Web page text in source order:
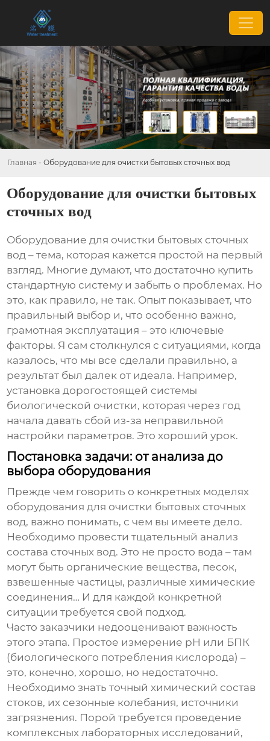
Главная - Оборудование для очистки бытовых сточных вод
Оборудование для очистки бытовых
сточных вод
Оборудование для очистки бытовых сточных
вод – тема, которая кажется простой на первый
взгляд. Многие думают, что достаточно купить
стандартную систему и забыть о проблемах. Но
это, как правило, не так. Опыт показывает, что
правильный выбор и, что особенно важно,
грамотная эксплуатация – это ключевые
факторы. Я сам столкнулся с ситуациями, когда
казалось, что мы все сделали правильно, а
результат был далек от идеала. Например,
установка дорогостоящей системы
биологической очистки, которая через год
начала давать сбой из-за неправильной
настройки параметров. Это хороший урок.
Постановка задачи: от анализа до
выбора оборудования
Прежде чем говорить о конкретных моделях
оборудования для очистки бытовых сточных
вод, важно понимать, с чем вы имеете дело.
Необходимо провести тщательный анализ
состава сточных вод. Это не просто вода – там
могут быть органические вещества, песок,
взвешенные частицы, различные химические
соединения… И для каждой конкретной
ситуации требуется свой подход.
Часто заказчики недооценивают важность
этого этапа. Простое измерение pH или БПК
(биологического потребления кислорода) –
это, конечно, хорошо, но недостаточно.
Необходимо знать точный химический состав
стоков, их сезонные колебания, источники
загрязнения. Порой требуется проведение
комплексных лабораторных исследований,